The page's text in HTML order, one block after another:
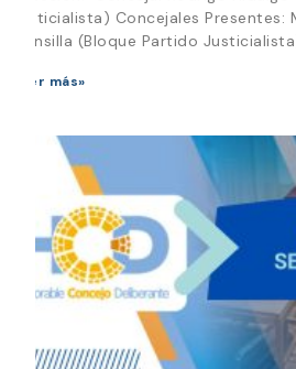
Justicialista) Concejales Presentes:
Mansilla (Bloque Partido
Leer más»